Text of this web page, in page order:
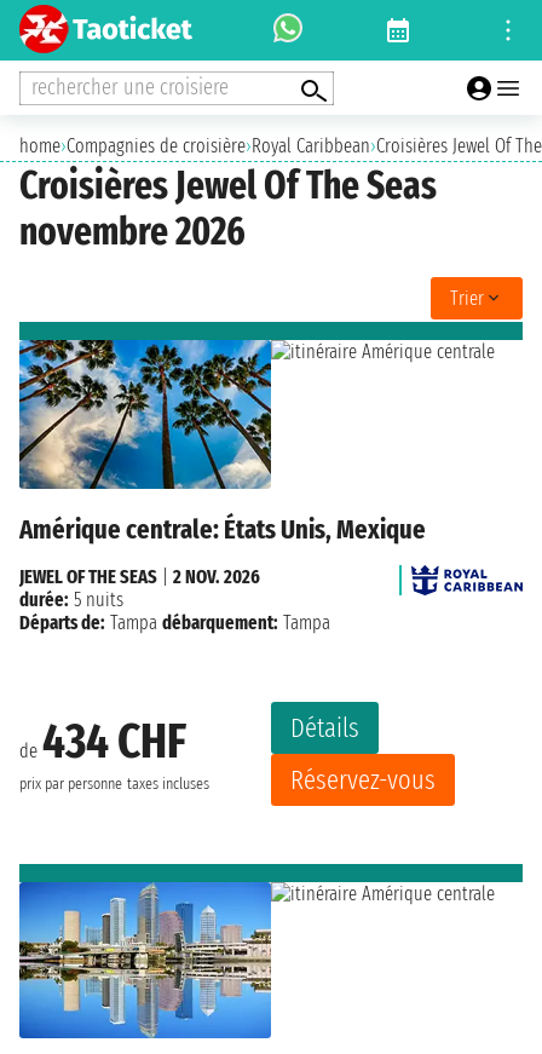
rechercher une croisiere
home›Compagnies de croisière›Royal Caribbean›Croisières Jewel Of
Croisières Jewel Of The Seas
novembre 2026
Trier
Amérique centrale: États Unis, Mexique
de 434 CHF
prix par personne taxes incluses
Détails
Réservez-vous
JEWEL OF THE SEAS
2 NOV. 2026
durée: 5 nuits
Départs de: Tampa débarquement: Tampa